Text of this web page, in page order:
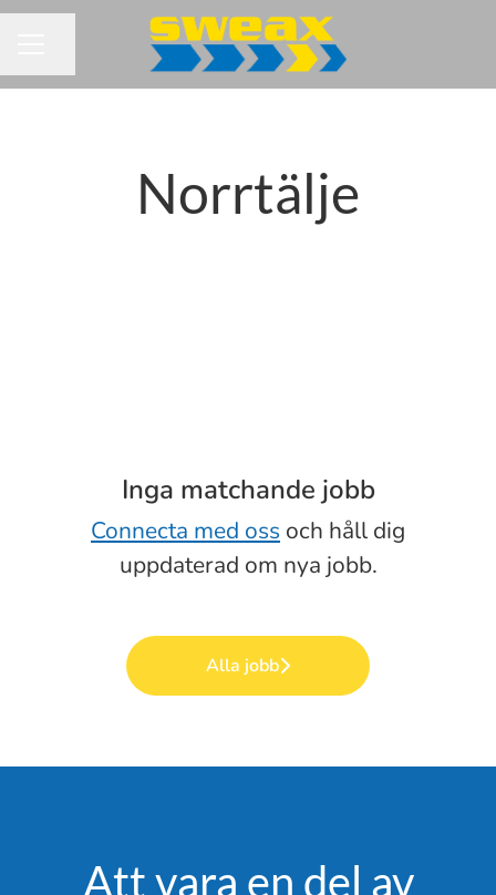
Norrtälje
Inga matchande jobb
Connecta med oss och håll dig
uppdaterad om nya jobb.
Alla jobb
Att vara en del av